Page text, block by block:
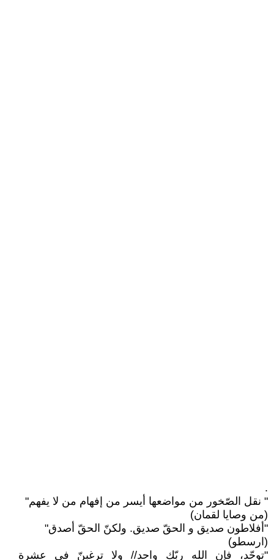
.
" نقل الصّخور من مواضعها أيسر من إفهام من لا يفهم"
(من وصايا لقمان)
"أفلاطون صديق و الحقّ صديق. ولكنّ الحقّ أصدق"
(ارسطو)
"توحّد، فإن الله ربّك واحد// ولا ترغبنّ في عشرة